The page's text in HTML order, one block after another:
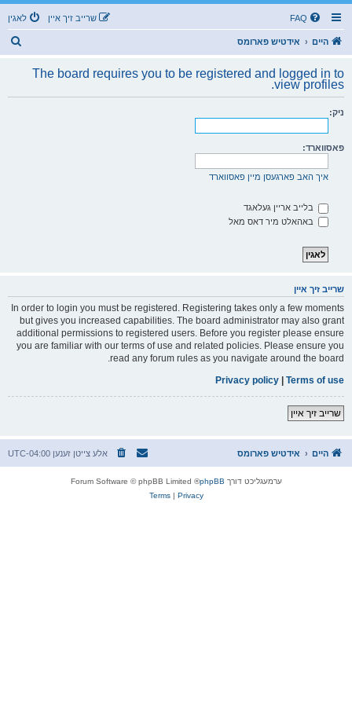
FAQ לאגין שרייב זיך איין
היים אידטיש פארומס
The board requires you to be registered and logged in to
view profiles.
ניק:
פאסווארד:
איך האב פארגעסן מיין פאסווארד
בלייב אריין געלאגד
באהאלט מיר דאס מאל
שרייב זיך איין
In order to login you must be registered. Registering takes only a few moments
but gives you increased capabilities. The board administrator may also grant
additional permissions to registered users. Before you register please ensure
you are familiar with our terms of use and related policies. Please ensure you
read any forum rules as you navigate around the board.
Terms of use
|
Privacy policy
שרייב זיך איין
היים אידטיש פארומס אלע צייטן זענען UTC-04:00
ערמעגליכט דורך phpBB
® Forum Software © phpBB Limited
Privacy
|
Terms